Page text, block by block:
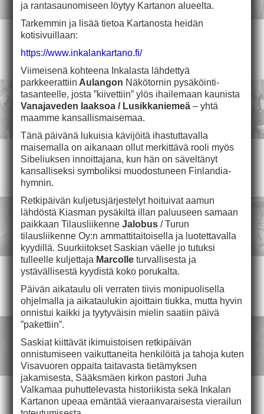
ja rantasaunomiseen löytyy Kartanon alueelta.
Tarkemmin ja lisää tietoa Kartanosta heidän
kotisivuillaan:
https://www.inkalankartano.fi/
Viimeisenä kohteena Inkalasta lähdettyä
parkkeerattiin Aulangon Näkötornin pysäköinti-
tasanteelle, josta ”kiivettiin” ylös ihailemaan kaunista
Vanajaveden laaksoa / Lusikkaniemeä– yhtä
maamme kansallismaisemaa.
Tänä päivänä lukuisia kävijöitä ihastuttavalla
maisemalla on aikanaan ollut merkittävä rooli myös
Sibeliuksen innoittajana, kun hän on säveltänyt
kansalliseksi symboliksi muodostuneen Finlandia-
hymnin.
Retkipäivän kuljetusjärjestelyt hoituivat aamun
lähdöstä Kiasman pysäkiltä illan paluuseen samaan
paikkaan Tilausliikenne Jalobus/ Turun
tilausliikenne Oy:n ammattitaitoisella ja luotettavalla
kyydillä. Suurkiitokset Saskian väelle jo tutuksi
tulleelle kuljettaja Marcolleturvallisesta ja
ystävällisestä kyydistä koko porukalta.
Päivän aikataulu oli verraten tiivis monipuolisella
ohjelmalla ja aikataulukin ajoittain tiukka, mutta hyvin
onnistui kaikki ja tyytyväisin mielin saatiin päivä
”pakettiin”.
Saskiat kiittävät ikimuistoisen retkipäivän
onnistumiseen vaikuttaneita henkilöitä ja tahoja kuten
Visavuoren oppaita taitavasta tietämyksen
jakamisesta, Sääksmäen kirkon pastori Juha
Valkamaa puhuttelevasta historiikista sekä Inkalan
Kartanon upeaa emäntää vieraanvaraisesta vierailun